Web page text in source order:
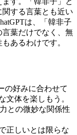
する言葉とも近い
は、「韓非子
葉だけでなく、無
あるわけです。
の好みに合わせて
文体を楽しもう。
との微妙な関係性
正しいとは限らな